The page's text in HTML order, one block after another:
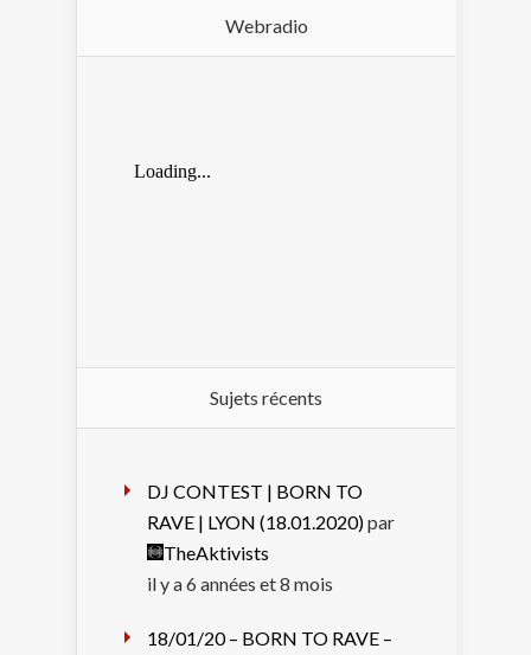
Webradio
Sujets récents
DJ CONTEST | BORN TO
RAVE | LYON (18.01.2020)par
TheAktivists
il y a 6 années et 8 mois
18/01/20 – BORN TO RAVE –